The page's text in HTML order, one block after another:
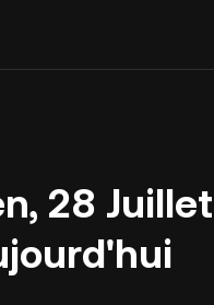
28 Juillet